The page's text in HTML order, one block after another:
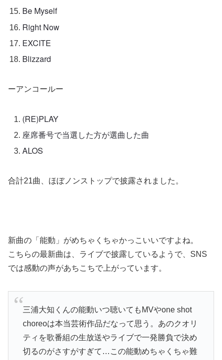
Be Myself
Right Now
EXCITE
Blizzard
ーアンコールー
(RE)PLAY
座席番号で当選した方が選曲した曲
ALOS
合計21曲、ほぼノンストップで披露されました。
新曲の「能動」がめちゃくちゃかっこいいですよね。
こちらの最新曲は、ライブで披露しているようで、SNS
では感動の声があちこちで上がっています。
三浦大知くんの能動いつ聴いてもMVやone shot
choreoは本当芸術作品だなって思う。あのクオリ
ティを歌番組の生放送やライブで一発勝負で決め
切るのがさすがすぎて…この能動めちゃくちゃ難